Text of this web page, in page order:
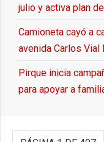
julio y activa plan
Camioneta cayó a
avenida Carlos Vial
Pirque inicia
para apoyar a